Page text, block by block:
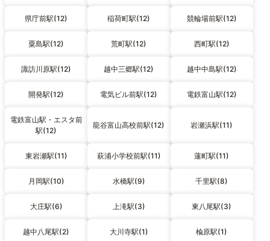
県庁前駅(12) 稲荷町駅(12) 競輪場前駅(12)
粟島駅(12) 荒町駅(12) 西町駅(12)
諏訪川原駅(12) 越中三郷駅(12) 越中中島駅(12)
開発駅(12) 電気ビル前駅(12) 電鉄富山駅(12)
電鉄富山駅・エスタ前
駅(12)
龍谷富山高校前駅(12) 岩瀬浜駅(11)
東岩瀬駅(11) 萩浦小学校前駅(11) 蓮町駅(11)
月岡駅(10) 水橋駅(9) 千里駅(8)
大庄駅(6) 上滝駅(3) 東八尾駅(3)
越中八尾駅(2) 大川寺駅(1) 楡原駅(1)